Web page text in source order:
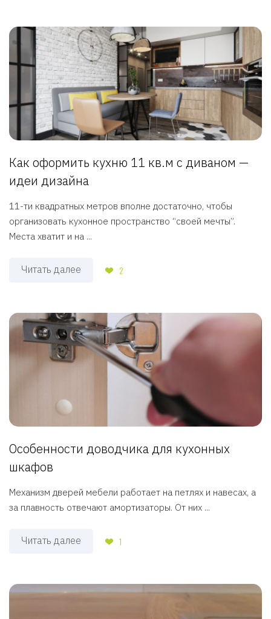
Как оформить кухню 11 кв.м с диваном —
идеи дизайна
11-ти квадратных метров вполне достаточно, чтобы
организовать кухонное пространство “своей мечты”.
Места хватит и на ...
Читать далее 2
Особенности доводчика для кухонных
шкафов
Механизм дверей мебели работает на петлях и навесах, а
за плавность отвечают амортизаторы. От них ...
Читать далее 1